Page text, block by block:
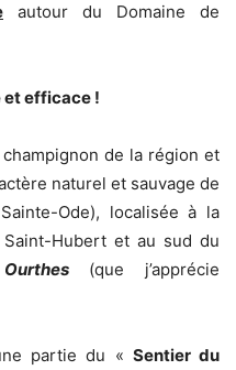
autour du Domaine de
et efficace !
de la région et
naturel et sauvage de
Ode), localisée à la
Hubert et au sud du
(que j’apprécie
partie du « Sentier du